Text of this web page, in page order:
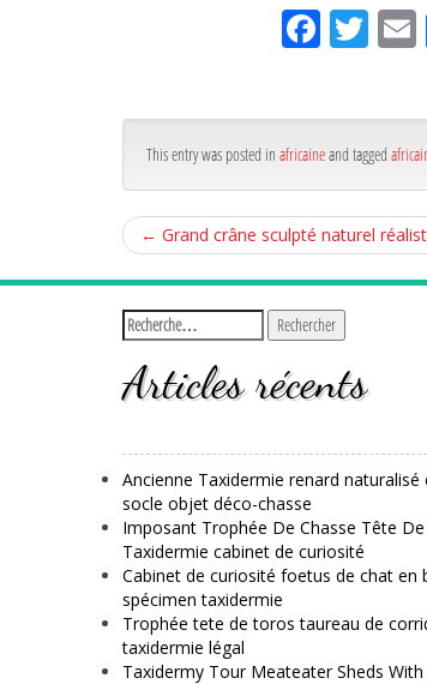
Fa
ce
ok
Tw
itt
This entry was posted in africaineand tagged
← Grand crâne sculpté naturel
Articles récents
Ancienne Taxidermie renard naturalisé
socle objet déco-chasse
Imposant Trophée De Chasse Tête
Taxidermie cabinet de curiosité
Cabinet de curiosité foetus de chat en
spécimen taxidermie
Trophée tete de toros taureau de
taxidermie légal
Taxidermy Tour Meateater Sheds With